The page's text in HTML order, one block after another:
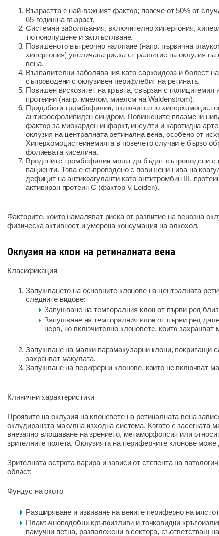
Възрастта е най-важният фактор; повече от 50% от
65-годишна възраст.
Системни заболявания, включително хипертония,
тютюнопушене и затлъстяване.
Повишеното вътреочно налягане (напр. първична
хипертония) увеличава риска от развитие на оклузия
вена.
Възпалителни заболявания като саркоидоза и болест
съпроводени с оклузивен перифлебит на ретината.
Повишен вискозитет на кръвта, свързан с полицитемия
протеини (напр. миелом, миелом на Waldenstrom).
Придобити тромбофилии, включително
антифосфолипиден синдром. Повишените плазмени
фактор за миокарден инфаркт, инсулти и каротидна
оклузия на централната ретинална вена, особено от
Хиперхомоцистеинемията в повечето случаи е бързо
фолиевата киселина.
Вродените тромбофилии могат да бъдат съпроводени с
пациенти. Това е съпроводено с повишени нива на
дефицит на антикоагуланти като антитромбин III,
активиран протеин C (фактор V Leiden).
Факторите, които намаляват риска от развитие на венозна
физическа активност и умерена консумация на алкохол.
Оклузия на клон на ретиналната вена
Класификация
Запушването на основните клонове на централната
следните видове:
Запушване на темпоралния клон от първи ред
Запушване на темпоралния клон от първи ред
нерв, но включително клоновете, които захранват
Запушване на малки парамакуларни клони, покриващи
захранват макулата.
Запушване на периферни клонове, които не включват
Клинични характеристики
Проявите на оклузия на клоновете на ретиналната вена
оклудираната макулна изходна система. Когато е засегната
внезапно влошаване на зрението, метаморфопсия или
зрителните полета. Оклузията на периферните клонове
Зрителната острота варира и зависи от степента на
област.
Фундус на окото
Разширяване и извиване на вените периферно на
Пламъчноподобни кръвоизливи и точковидни
памучни петна, разположени в сектора, съответстващ